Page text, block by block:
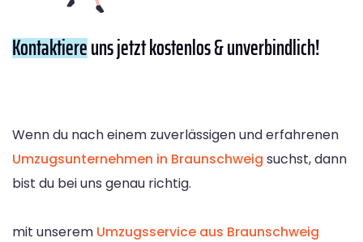
Kontaktiereuns jetzt kostenlos & unverbindlich!
Wenn du nach einem zuverlässigen und erfahrenen
Umzugsunternehmen in Braunschweig suchst, dann
bist du bei uns genau richtig.
mit unserem Umzugsservice aus Braunschweig